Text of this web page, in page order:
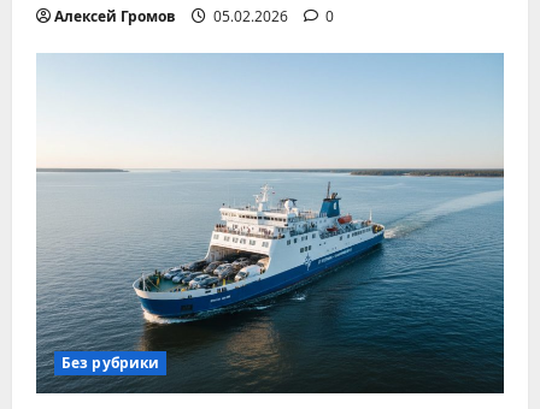
Алексей Громов 05.02.2026 0
Без рубрики